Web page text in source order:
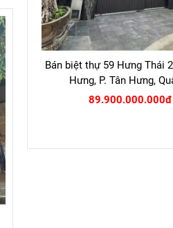
Bán biệt thự 59 Hưng Thái
Hưng, P. Tân Hưng,
89.900.000.000đ